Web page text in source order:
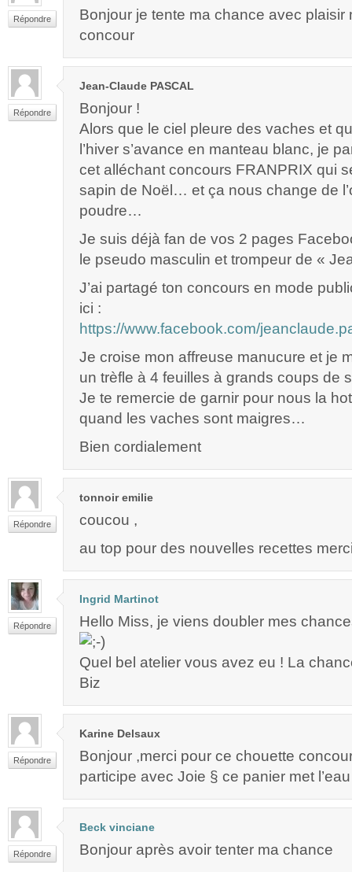
Répondre
Bonjour je tente ma chance avec plaisir
concour
Répondre
Jean-Claude PASCAL
Bonjour !
Alors que le ciel pleure des vaches et
l’hiver s’avance en manteau blanc, je
cet alléchant concours FRANPRIX qui
sapin de Noël… et ça nous change de
poudre…
Je suis déjà fan de vos 2 pages
le pseudo masculin et trompeur de «
J’ai partagé ton concours en mode
ici :
https://www.facebook.com/
Je croise mon affreuse manucure et je
un trèfle à 4 feuilles à grands coups de
Je te remercie de garnir pour nous la
quand les vaches sont maigres…
Bien cordialement
Répondre
tonnoir emilie
coucou ,
au top pour des nouvelles recettes
Répondre
Ingrid Martinot
Hello Miss, je viens doubler mes
Quel bel atelier vous avez eu ! La
Biz
Répondre
Karine Delsaux
Bonjour ,merci pour ce chouette
participe avec Joie § ce panier met
Répondre
Beck vinciane
Bonjour après avoir tenter ma chance